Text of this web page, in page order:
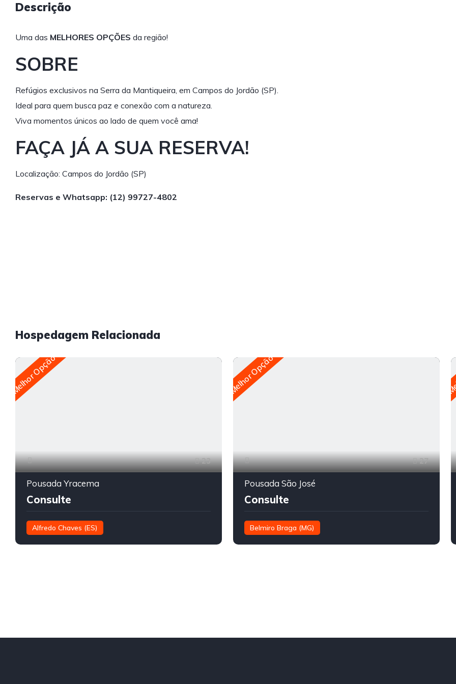
Descrição
Uma das MELHORES OPÇÕES da região!
SOBRE
Refúgios exclusivos na Serra da Mantiqueira, em Campos do Jordão (SP).
Ideal para quem busca paz e conexão com a natureza.
Viva momentos únicos ao lado de quem você ama!
FAÇA JÁ A SUA RESERVA!
Localização: Campos do Jordão (SP)
Reservas e Whatsapp: (12) 99727-4802
Hospedagem Relacionada
Melhor Opção
23
Pousada Yracema
Consulte
Alfredo Chaves (ES)
Melhor Opção
27
Pousada São José
Consulte
Belmiro Braga (MG)